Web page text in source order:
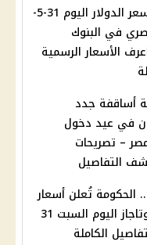
الأخضر بيفرح الكل.. سعر الدولار اليوم 31-5-
في البنوك
الأسعار الرسمية
أساقفة جدد
في عيد دخول
– تصريحات
التفاصيل
الحكومة تُعلن أسعار
البنزين والسولار والبوتاجاز اليوم السبت 31
التفاصيل الكاملة